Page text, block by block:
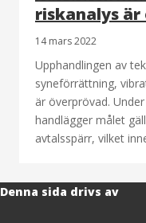
riskanalys
14 mars 2022
Upphandlingen av
syneförrättning,
är överprövad.
handlägger målet
avtalsspärr, vilket
Denna sida drivs av